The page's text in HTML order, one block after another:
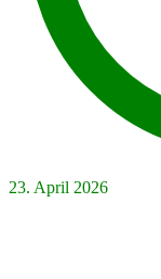
23. April 2026